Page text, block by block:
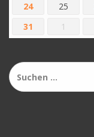
24
25
31
1
Suchen
nach: